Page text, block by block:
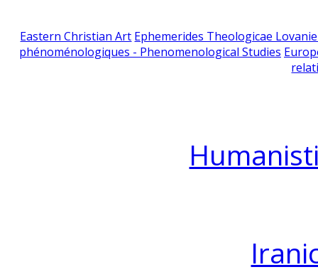
Eastern Christian Art Ephemerides Theologicae
phénoménologiques - Phenomenological Studies